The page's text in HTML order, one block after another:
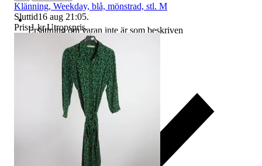
Ersättning om varan inte är som beskriven
Klänning, Weekday, blå, mönstrad, stl. M
Sluttid16 aug 21:05.
Pris:1 kr,Utropspris.